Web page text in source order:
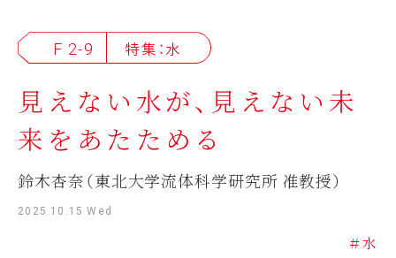
F 2-9 特集：水
見えない水が、見えない未
来をあたためる
鈴木杏奈（東北大学流体科学研究所 准教授）
2025.10.15 Wed
＃水